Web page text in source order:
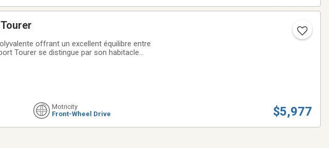
offrant un excellent équilibre entre
Tourer se distingue par son habitacle
Motricity
Front-Wheel Drive
$5,977